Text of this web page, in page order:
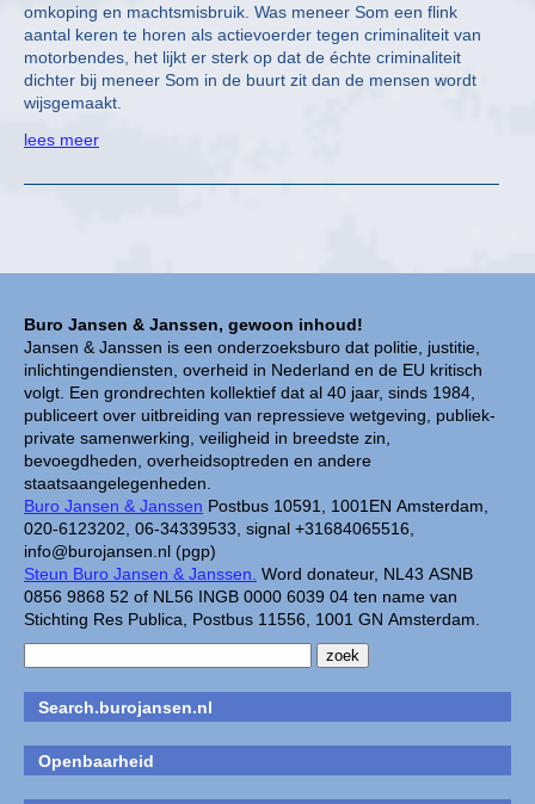
Buro Jansen & Janssen, gewoon inhoud!
Jansen & Janssen is een onderzoeksburo dat politie, justitie,
inlichtingendiensten, overheid in Nederland en de EU kritisch
volgt. Een grondrechten kollektief dat al 40 jaar, sinds 1984,
publiceert over uitbreiding van repressieve wetgeving, publiek-
private samenwerking, veiligheid in breedste zin,
bevoegdheden, overheidsoptreden en andere
staatsaangelegenheden.
Buro Jansen & Janssen Postbus 10591, 1001EN Amsterdam,
020-6123202, 06-34339533, signal +31684065516,
info@burojansen.nl (pgp)
Steun Buro Jansen & Janssen. Word donateur, NL43 ASNB
0856 9868 52 of NL56 INGB 0000 6039 04 ten name van
Stichting Res Publica, Postbus 11556, 1001 GN Amsterdam.
Search.burojansen.nl
Openbaarheid
omkoping en machtsmisbruik. Was meneer Som een flink
aantal keren te horen als actievoerder tegen criminaliteit van
motorbendes, het lijkt er sterk op dat de échte criminaliteit
dichter bij meneer Som in de buurt zit dan de mensen wordt
wijsgemaakt.
lees meer